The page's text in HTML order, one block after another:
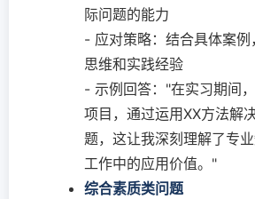
际问题的能力
- 应对策略：结合具体案例
思维和实践经验
- 示例回答："在实习期间
项目，通过运用XX方法解
题，这让我深刻理解了专
工作中的应用价值。"
综合素质类问题